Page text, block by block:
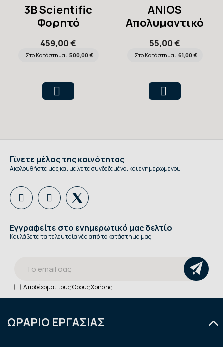
3B Scientific
Φορητό
Πρόπλασμα IV
Arm Trainer
459,00 €
Στο Κατάστημα: 500,00 €
ANIOS
Απολυμαντικό
Επιφανειών
Συμπυκνωμένο
Surfanios
55,00 €
Στο Κατάστημα: 61,00 €
Γίνετε μέλος της κοινότητας
Ακολουθήστε μας και μείνετε συνδεδεμένοι και ενημερωμένοι.
Εγγραφείτε στο ενημερωτικό μας δελτίο
Και λάβετε τα τελευταία νέα από το κατάστημά μας.
Αποδέχομαι τουςΌρους Χρήσης
ΩΡΑΡΙΟ ΕΡΓΑΣΙΑΣ